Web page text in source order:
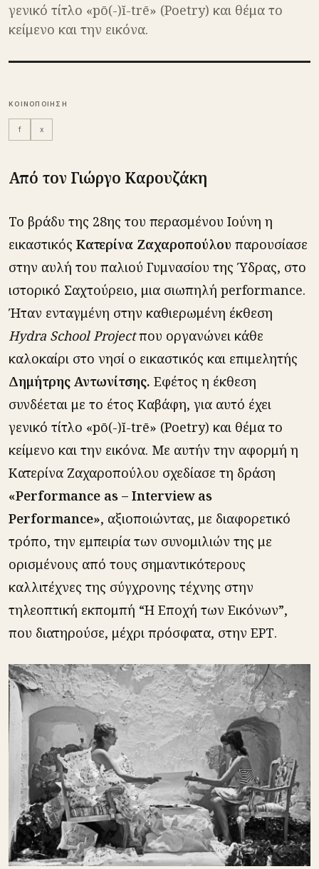
γενικό τίτλο «pō(-)ĭ-trē» (Poetry) και θέμα το
κείμενο και την εικόνα.
ΚΟΙΝΟΠΟΙΗΣΗ
f x
Από τον Γιώργο Καρουζάκη
Το βράδυ της 28ης του περασμένου Ιούνη η
εικαστικός Κατερίνα Ζαχαροπούλου παρουσίασε
στην αυλή του παλιού Γυμνασίου της Ύδρας, στο
ιστορικό Σαχτούρειο, μια σιωπηλή performance.
Ήταν ενταγμένη στην καθιερωμένη έκθεση
Hydra School Projectπου οργανώνει κάθε
καλοκαίρι στο νησί ο εικαστικός και επιμελητής
Δημήτρης Αντωνίτσης. Εφέτος η έκθεση
συνδέεται με το έτος Καβάφη, για αυτό έχει
γενικό τίτλο «pō(-)ĭ-trē» (Poetry) και θέμα το
κείμενο και την εικόνα. Με αυτήν την αφορμή η
Κατερίνα Ζαχαροπούλου σχεδίασε τη δράση
«Performance as – Interview as
Performance», αξιοποιώντας, με διαφορετικό
τρόπο, την εμπειρία των συνομιλιών της με
ορισμένους από τους σημαντικότερους
καλλιτέχνες της σύγχρονης τέχνης στην
τηλεοπτική εκπομπή “Η Εποχή των Εικόνων”,
που διατηρούσε, μέχρι πρόσφατα, στην ΕΡΤ.